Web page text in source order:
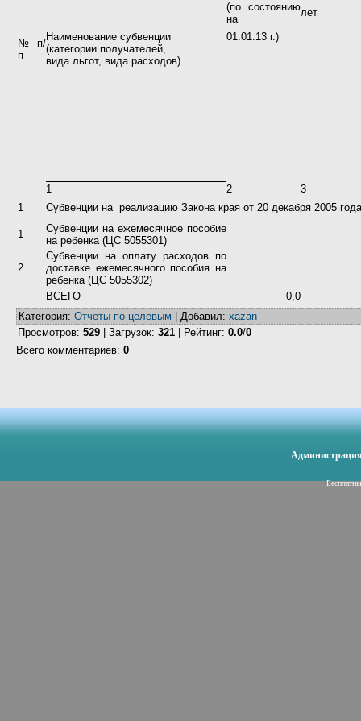
№ п/
п
Наименование субвенции
(категории получателей,
вида льгот, вида расходов)
(по состоянию
на
лет
01.01.13 г.)
1 2
3
1
Субвенции на реализацию Закона края от 20 декабря 2005
1
Субвенции на ежемесячное пособие
на ребенка (ЦС 5055301)
2
Субвенции на оплату расходов по
доставке ежемесячного пособия на
ребенка (ЦС 5055302)
ВСЕГО
0,0
Категория: Отчеты по целевым Добавил: xazan
Просмотров: 529 Загрузок: 321 Рейтинг: 0.0/0
Всего комментариев: 0